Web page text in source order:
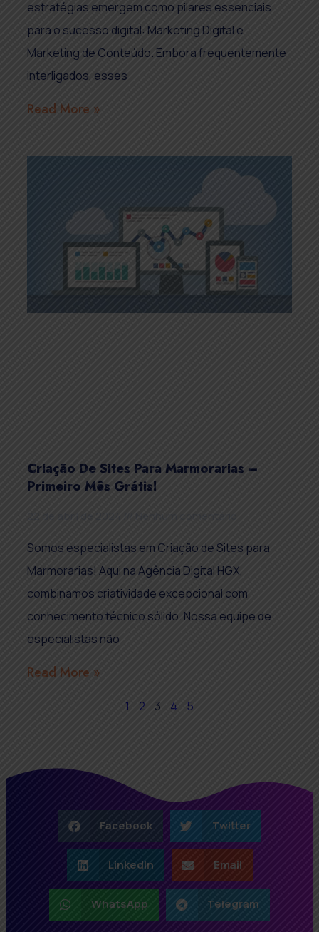
estratégias emergem como pilares essenciais
para o sucesso digital: Marketing Digital e
Marketing de Conteúdo. Embora frequentemente
interligados, esses
Read More »
Criação De Sites Para Marmorarias –
Primeiro Mês Grátis!
Somos especialistas em Criação de Sites para
Marmorarias! Aqui na Agência Digital HGX,
combinamos criatividade excepcional com
conhecimento técnico sólido. Nossa equipe de
especialistas não
Read More »
1 2 3 4 5
Facebook Twitter
LinkedIn Email
WhatsApp Telegram